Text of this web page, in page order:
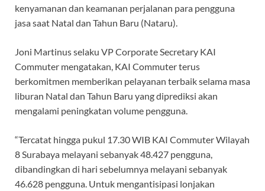
kenyamanan dan keamanan perjalanan para pengguna
jasa saat Natal dan Tahun Baru (Nataru).
Joni Martinus selaku VP Corporate Secretary KAI
Commuter mengatakan, KAI Commuter terus
berkomitmen memberikan pelayanan terbaik selama masa
liburan Natal dan Tahun Baru yang diprediksi akan
mengalami peningkatan volume pengguna.
“Tercatat hingga pukul 17.30 WIB KAI Commuter Wilayah
8 Surabaya melayani sebanyak 48.427 pengguna,
dibandingkan di hari sebelumnya melayani sebanyak
46.628 pengguna. Untuk mengantisipasi lonjakan